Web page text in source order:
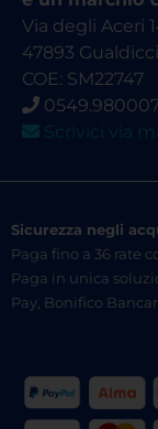
Via degli Aceri
47893
COE: SM22747
Scrivici via
Sicurezza negli
Paga fino a 36 rate
Paga in unica
Pay, Bonifico